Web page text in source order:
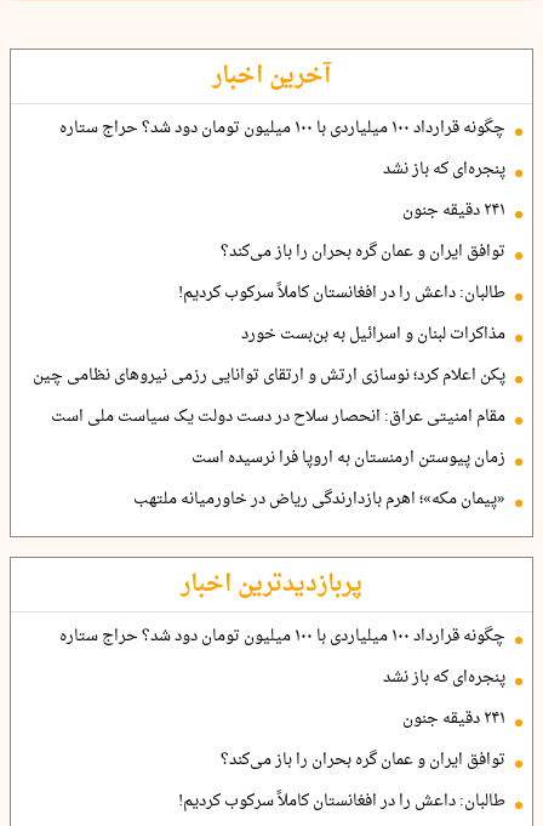
آخرین اخبار
چگونه قرارداد ۱۰۰ میلیاردی با ۱۰۰ میلیون تومان دود شد؟ حراج ستاره
پنجره‌ای که باز نشد
۲۴۱ دقیقه جنون
توافق ایران و عمان گره بحران را باز می‌کند؟
طالبان: داعش را در افغانستان کاملاً سرکوب کردیم!
مذاکرات لبنان و اسرائیل به بن‌بست خورد
پکن اعلام کرد؛ نوسازی ارتش و ارتقای توانایی رزمی نیروهای نظامی چین
مقام امنیتی عراق: انحصار سلاح در دست دولت یک سیاست ملی است
زمان پیوستن ارمنستان به اروپا فرا نرسیده است
«پیمان مکه»؛ اهرم بازدارندگی ریاض در خاورمیانه ملتهب
پربازدیدترین اخبار
چگونه قرارداد ۱۰۰ میلیاردی با ۱۰۰ میلیون تومان دود شد؟ حراج ستاره
پنجره‌ای که باز نشد
۲۴۱ دقیقه جنون
توافق ایران و عمان گره بحران را باز می‌کند؟
طالبان: داعش را در افغانستان کاملاً سرکوب کردیم!